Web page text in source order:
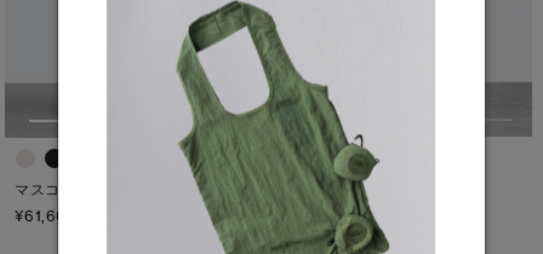
マスコーカ リラックス フーディー
¥61,600（tax in）
5°C / -5°C
ハリソン ジャケット
¥134,200（tax in）